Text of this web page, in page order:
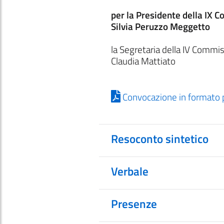
per la Presidente della IX
Silvia Peruzzo Meggetto
la Segretaria della IV
Claudia Mattiato
Convocazione in formato
Resoconto sintetico
Verbale
Presenze